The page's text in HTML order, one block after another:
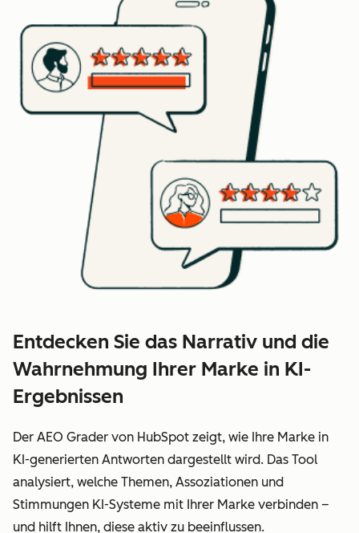
Entdecken Sie das Narrativ und die
Wahrnehmung Ihrer Marke in KI-
Ergebnissen
Der AEO Grader von HubSpot zeigt, wie Ihre Marke in
KI-generierten Antworten dargestellt wird. Das Tool
analysiert, welche Themen, Assoziationen und
Stimmungen KI-Systeme mit Ihrer Marke verbinden –
und hilft Ihnen, diese aktiv zu beeinflussen.